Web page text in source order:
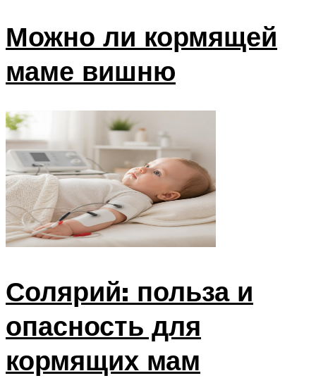
Можно ли кормящей
маме вишню
Солярий: польза и
опасность для
кормящих мам